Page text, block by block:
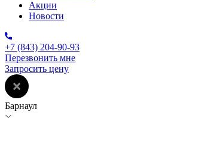
Акции
Новости
+7 (843) 204-90-93
Перезвонить мне
Запросить цену
Барнаул